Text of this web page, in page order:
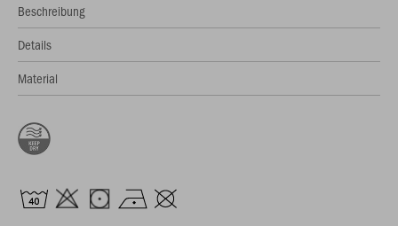
Beschreibung
Details
Material